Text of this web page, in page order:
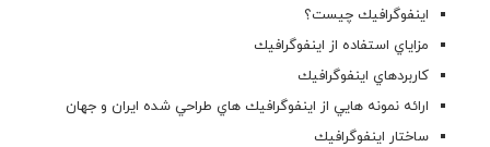
اينفوگرافيك چيست؟
مزاياي استفاده از اينفوگرافيك
كاربردهاي اينفوگرافيك
ارائه نمونه هايي از اينفوگرافيك هاي طراحي شده ايران و جهان
ساختار اينفوگرافيك